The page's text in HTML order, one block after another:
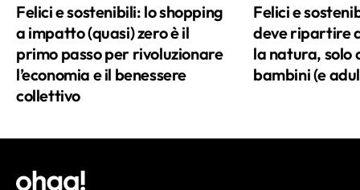
Felici e sostenibili: lo shopping
a impatto (quasi) zero è il
primo passo per rivoluzionare
l’economia e il benessere
collettivo
Felici e
deve ripartire
la natura, solo
bambini (e